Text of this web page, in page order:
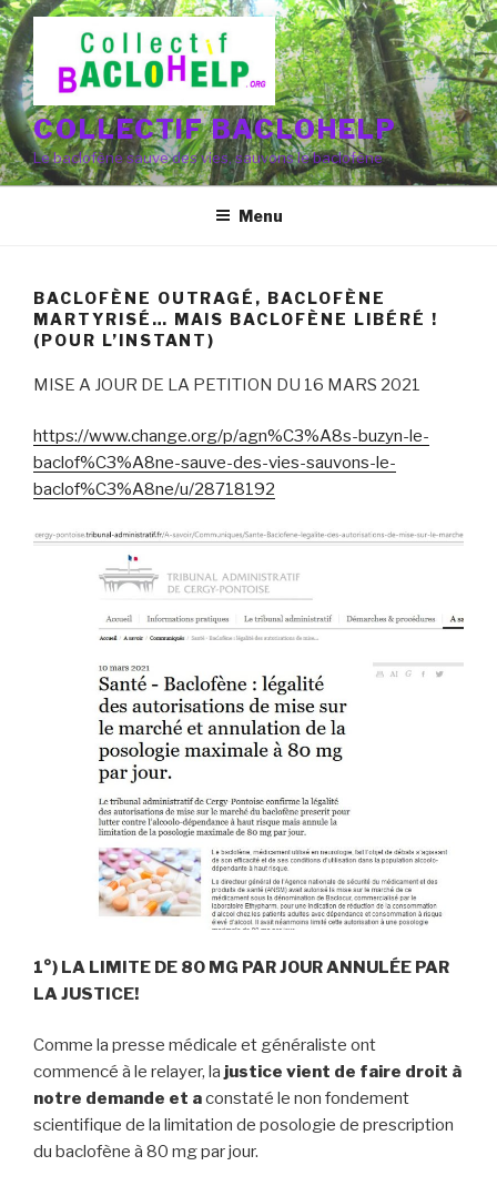
Aller
au
contenu
principal
COLLECTIF BACLOHELP
Le baclofène sauve des vies, sauvons le baclofène
Menu
BACLOFÈNE OUTRAGÉ, BACLOFÈNE
MARTYRISÉ… MAIS BACLOFÈNE LIBÉRÉ !
(POUR L’INSTANT)
MISE A JOUR DE LA PETITION DU 16 MARS 2021
https://www.change.org/p/agn%C3%A8s-buzyn-le-
baclof%C3%A8ne-sauve-des-vies-sauvons-le-
baclof%C3%A8ne/u/28718192
1°) LA LIMITE DE 80 MG PAR JOUR ANNULÉE PAR
LA JUSTICE!
Comme la presse médicale et généraliste ont
commencé à le relayer, la justice vient de faire droit à
notre demande et aconstaté le non fondement
scientifique de la limitation de posologie de prescription
du baclofène à 80 mg par jour.